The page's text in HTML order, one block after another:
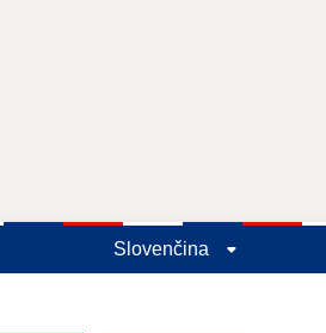
Slovenčina